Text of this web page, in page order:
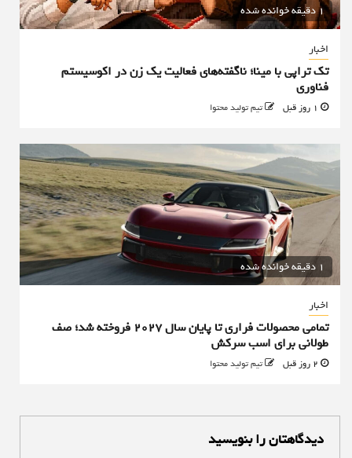
1 دقیقه خوانده شده
اخبار
تک تراپی با مینا؛ ناگفته‌های فعالیت یک زن در اکوسیستم
فناوری
تیم تولید محتوا
1 دقیقه خوانده شده
اخبار
تمامی محصولات فراری تا پایان سال ۲۰۲۷ فروخته شد؛ صف
طولانی برای اسب سرکش
تیم تولید محتوا
دیدگاهتان را بنویسید